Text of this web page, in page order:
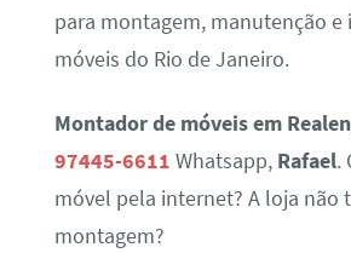
para montagem, manutenção e
móveis do Rio de Janeiro.
Montador de móveis em
97445-6611 Whatsapp, Rafael.
móvel pela internet? A loja não
montagem?